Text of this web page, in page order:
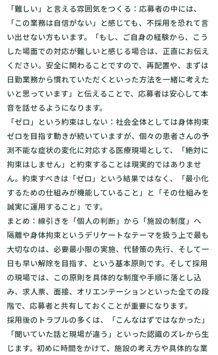
「難しい」と言える雰囲気をつくる：応募者の中には、
「この業務は自信がない」と感じても、不採用を恐れて言
い出せない方もいます。「もし、ご自身の経験から、こう
した場面での対応が難しいと感じる場合は、正直にお伝え
ください。安全に関わることですので、再配置や、まずは
日勤業務から慣れていただくといった方法を一緒に考えた
いと思っています」と伝えることで、応募者は安心して本
音を話せるようになります。
「ゼロ」という約束はしない：社会全体としては身体拘束
ゼロを目指す動きが続いていますが、個々の患者さんの予
測不能な症状の変化に対応する医療現場として、「絶対に
拘束はしません」と約束することは現実的ではありませ
ん。約束すべきは「ゼロ」という結果ではなく、「最小化
するための仕組みが機能していること」と「その仕組みを
誠実に運用すること」です。
まとめ：線引きを「個人の判断」から「施設の制度」へ
隔離や身体拘束というデリケートなテーマを扱う上で最も
大切なのは、必要最小限の実施、代替策の先行、そして一
日も早い解除を目指す、という基本原則です。そして採用
の現場では、この原則を具体的な制度や手順に落とし込
み、求人票、面接、オリエンテーションといった全ての段
階で、応募者と共有しておくことが重要になります。
採用後のトラブルの多くは、「こんなはずではなかった」
「聞いていた話と現場が違う」といった認識のズレから生
じます。初めに時間をかけて、施設の考え方や具体的な業